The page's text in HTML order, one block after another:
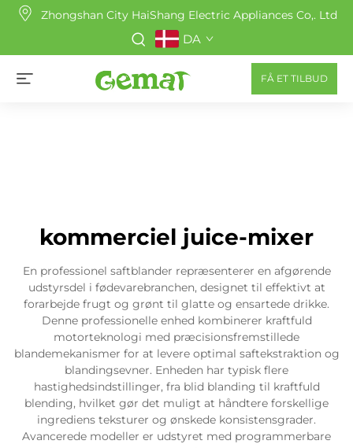
Zhongshan City HaiShang Electric Appliances Co,. Ltd
DA
FÅ ET TILBUD
kommerciel juice-mixer
En professionel saftblander repræsenterer en afgørende
udstyrsdel i fødevarebranchen, designet til effektivt at
forarbejde frugt og grønt til glatte og ensartede drikke.
Denne professionelle enhed kombinerer kraftfuld
motorteknologi med præcisionsfremstillede
blandemekanismer for at levere optimal saftekstraktion og
blandingsevner. Enheden har typisk flere
hastighedsindstillinger, fra blid blanding til kraftfuld
blending, hvilket gør det muligt at håndtere forskellige
ingrediens teksturer og ønskede konsistensgrader.
Avancerede modeller er udstyret med programmerbare